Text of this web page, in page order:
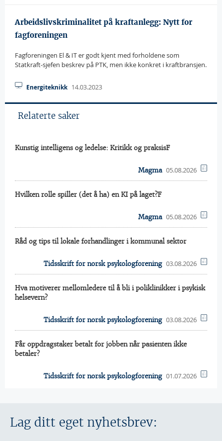
Arbeidslivskriminalitet på kraftanlegg: Nytt for
fagforeningen
Fagforeningen El & IT er godt kjent med forholdene som
Statkraft-sjefen beskrev på PTK, men ikke konkret i kraftbransjen.
Energiteknikk 14.03.2023
Relaterte saker
Kunstig intelligens og ledelse: Kritikk og praksisF
Magma 05.08.2026
Hvilken rolle spiller (det å ha) en KI på laget?F
Magma 05.08.2026
Råd og tips til lokale forhandlinger i kommunal sektor
Tidsskrift for norsk psykologforening 03.08.2026
Hva motiverer mellomledere til å bli i poliklinikker i psykisk
helsevern?
Tidsskrift for norsk psykologforening 03.08.2026
Får oppdragstaker betalt for jobben når pasienten ikke
betaler?
Tidsskrift for norsk psykologforening 01.07.2026
Lag ditt eget nyhetsbrev: